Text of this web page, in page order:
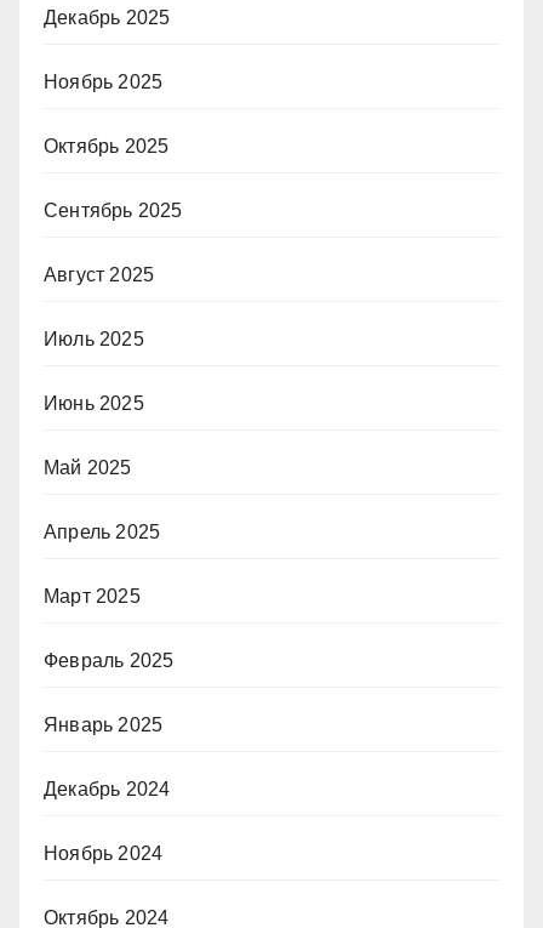
Декабрь 2025
Ноябрь 2025
Октябрь 2025
Сентябрь 2025
Август 2025
Июль 2025
Июнь 2025
Май 2025
Апрель 2025
Март 2025
Февраль 2025
Январь 2025
Декабрь 2024
Ноябрь 2024
Октябрь 2024